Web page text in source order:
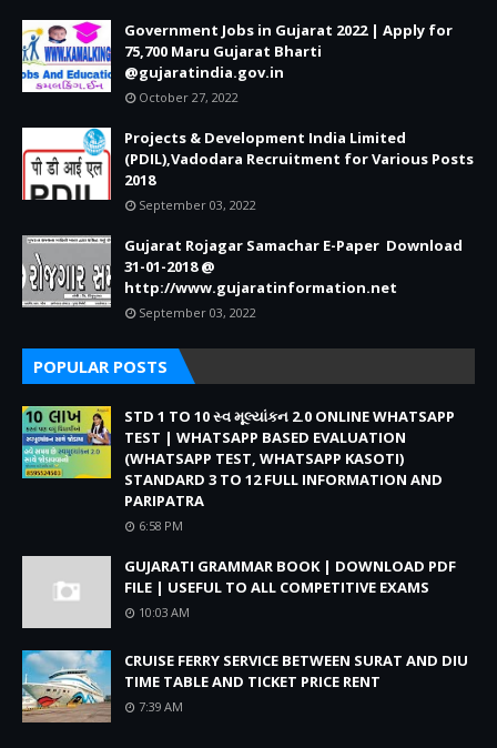
Government Jobs in Gujarat 2022 | Apply for
75,700 Maru Gujarat Bharti
@gujaratindia.gov.in
October 27, 2022
Projects & Development India Limited
(PDIL),Vadodara Recruitment for Various Posts
2018
September 03, 2022
Gujarat Rojagar Samachar E-Paper Download
31-01-2018 @
http://www.gujaratinformation.net
September 03, 2022
POPULAR POSTS
STD 1 TO 10 સ્વ મૂલ્યાંકન 2.0 ONLINE WHATSAPP
TEST | WHATSAPP BASED EVALUATION
(WHATSAPP TEST, WHATSAPP KASOTI)
STANDARD 3 TO 12 FULL INFORMATION AND
PARIPATRA
6:58 PM
GUJARATI GRAMMAR BOOK | DOWNLOAD PDF
FILE | USEFUL TO ALL COMPETITIVE EXAMS
10:03 AM
CRUISE FERRY SERVICE BETWEEN SURAT AND DIU
TIME TABLE AND TICKET PRICE RENT
7:39 AM